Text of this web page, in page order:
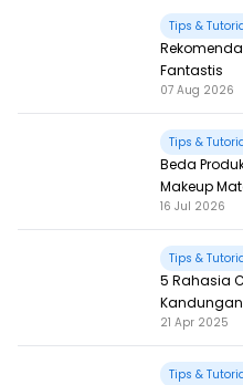
Tips &
Fantastis
07 Aug 2026
Tips &
Beda
Makeup
16 Jul 2026
Tips &
5 Rahasia
Kandungan
21 Apr 2025
Tips &